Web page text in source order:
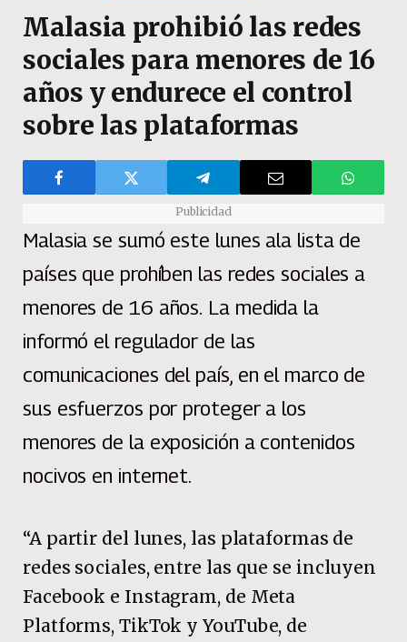
Malasia prohibió las redes
sociales para menores de 16
años y endurece el control
sobre las plataformas
Publicidad
Malasia se sumó este lunes ala lista de
países que prohíben las redes sociales a
menores de 16 años. La medida la
informó el regulador de las
comunicaciones del país, en el marco de
sus esfuerzos por proteger a los
menores de la exposición a contenidos
nocivos en internet.
“A partir del lunes, las plataformas de
redes sociales, entre las que se incluyen
Facebook e Instagram, de Meta
Platforms, TikTok y YouTube, de